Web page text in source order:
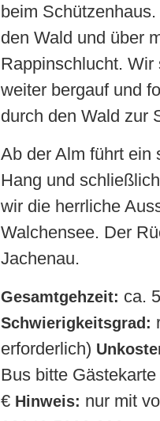
beim
den Wald und über
Rappinschlucht.
weiter bergauf und
durch den Wald zur
Ab der Alm führt ein
Hang und
wir die herrliche
Walchensee. Der
Jachenau.
Gesamtgehzeit: ca.
Schwierigkeitsgrad:
erforderlich)
Bus bitte
€ Hinweis: nur mit